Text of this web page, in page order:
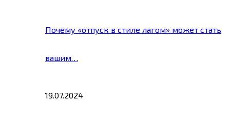
Почему «отпуск в стиле лагом» может стать
вашим…
19.07.2024